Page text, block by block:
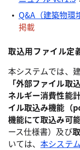
Q&A（建築物環
掲載
取込用ファイル定
本システムでは、
「外部ファイル取
ネルギー消費性能
イル取込み機能（
機能にて取込み可
ース仕様書）及び
いては、本システム